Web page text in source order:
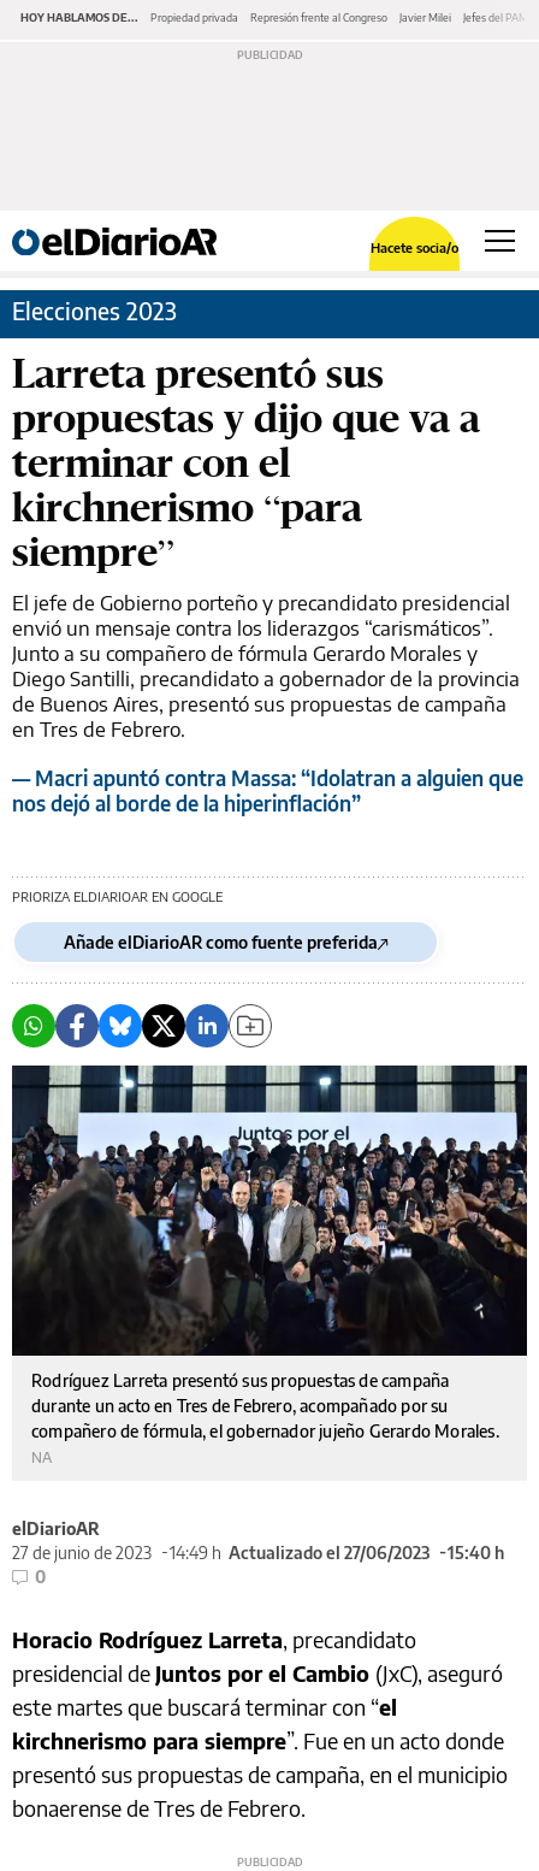
HOY HABLAMOS DE... Propiedad privada Represión frente al Congreso Javier Milei Jefes del PAMI
Hacete socia/o
Elecciones 2023
Larreta presentó sus
propuestas y dijo que va a
terminar con el
kirchnerismo “para
siempre”
El jefe de Gobierno porteño y precandidato presidencial
envió un mensaje contra los liderazgos “carismáticos”.
Junto a su compañero de fórmula Gerardo Morales y
Diego Santilli, precandidato a gobernador de la provincia
de Buenos Aires, presentó sus propuestas de campaña
en Tres de Febrero.
— Macri apuntó contra Massa: “Idolatran a alguien que
nos dejó al borde de la hiperinflación”
PRIORIZA ELDIARIOAR EN GOOGLE
Añade elDiarioAR como fuente preferida
Rodríguez Larreta presentó sus propuestas de campaña
durante un acto en Tres de Febrero, acompañado por su
compañero de fórmula, el gobernador jujeño Gerardo Morales.
NA
elDiarioAR
27 de junio de 2023
14:49 h Actualizado el 27/06/2023
15:40 h
0
Horacio Rodríguez Larreta, precandidato
presidencial de Juntos por el Cambio (JxC), aseguró
este martes que buscará terminar con “el
kirchnerismo para siempre”. Fue en un acto donde
presentó sus propuestas de campaña, en el municipio
bonaerense de Tres de Febrero.